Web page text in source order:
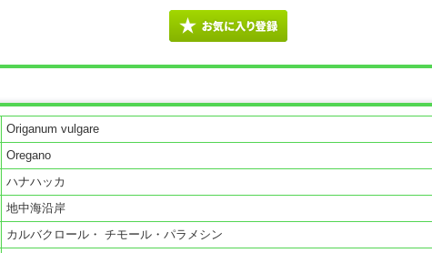
Origanum vulgare
Oregano
ハナハッカ
地中海沿岸
カルバクロール・ チモール・パラメシン